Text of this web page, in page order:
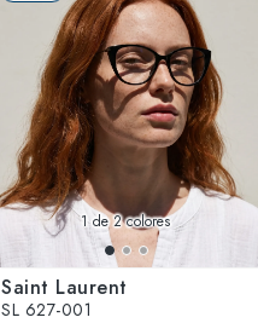
1de 2 colores
Saint Laurent
SL 627-001